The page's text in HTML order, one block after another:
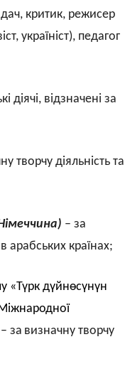
критик, режисер
україніст), педагог
діячі, відзначені за
творчу діяльність та
– за
арабських країнах;
«Түрк дүйнөсүнүн
– за визначну творчу